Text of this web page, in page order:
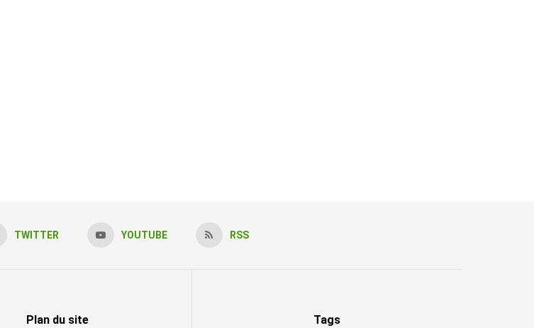
TWITTER YOUTUBE RSS
Plan du site Tags